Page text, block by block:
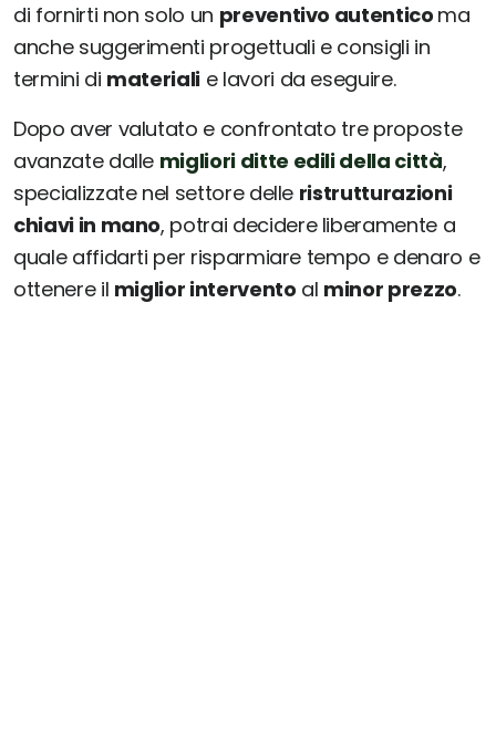
di fornirti non solo un preventivo autentico ma
anche suggerimenti progettuali e consigli in
termini di materiali e lavori da eseguire.
Dopo aver valutato e confrontato tre proposte
avanzate dalle migliori ditte edili della città,
specializzate nel settore delle ristrutturazioni
chiavi in mano, potrai decidere liberamente a
quale affidarti per risparmiare tempo e denaro e
ottenere il miglior intervento al minor prezzo.